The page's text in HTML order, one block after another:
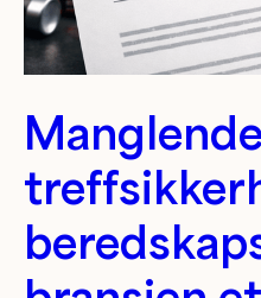
Manglende